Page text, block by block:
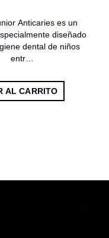
Anticaries es un
diseñado
dental de niños
entr…
AL CARRITO